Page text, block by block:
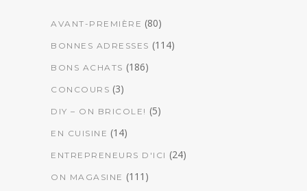
AVANT-PREMIÈRE (80)
BONNES ADRESSES (114)
BONS ACHATS (186)
CONCOURS (3)
DIY – ON BRICOLE! (5)
EN CUISINE (14)
ENTREPRENEURS D'ICI (24)
ON MAGASINE (111)